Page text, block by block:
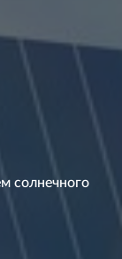
солнечного